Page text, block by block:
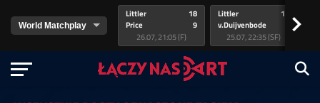
Littler
Price
18
9
26.07, 21:05 (F)
Littler
v.Duijvenbode
17
25.07, 22:35 (SF)
>